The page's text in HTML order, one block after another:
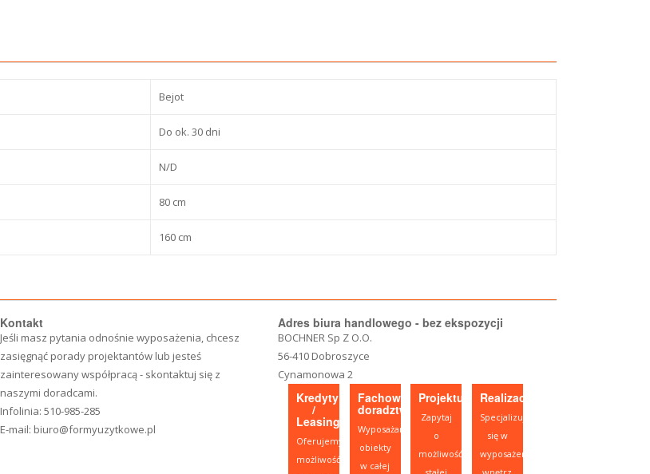
Bejot
Do ok. 30 dni
N/D
80 cm
160 cm
Kontakt
Jeśli masz pytania odnośnie wyposażenia, chcesz
zasięgnąć porady projektantów lub jesteś
zainteresowany współpracą - skontaktuj się z
naszymi doradcami.
Infolinia:510-985-285
E-mail: biuro@formyuzytkowe.pl
Adres biura handlowego - bez ekspozycji
BOCHNER Sp Z O.O.
56-410 Dobroszyce
Cynamonowa 2
Kredyty
/
Leasing
Oferujemy
możliwość
Fachowe
doradztwo
Wyposażamy
obiekty
w całej
Projektujesz?
Zapytaj
o
możliwość
Realizacje
Specjalizujemy
się w
wyposażeniu